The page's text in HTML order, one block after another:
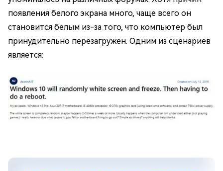
появления белого экрана много, чаще всего он
становится белым из-за того, что компьютер был
принудительно перезагружен. Одним из сценариев
является: